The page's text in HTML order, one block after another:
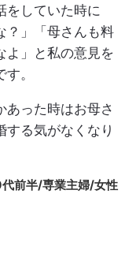
をしていた時に
？」「母さんも料
よ」と私の意見を
。
あった時はお母さ
する気がなくなり
前半/専業主婦/女性